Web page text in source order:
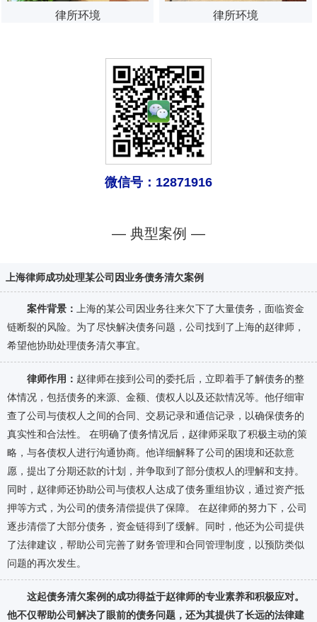
律所环境 律所环境
微信号：12871916
— 典型案例 —
上海律师成功处理某公司因业务债务清欠案例
案件背景：
上海的某公司因业务往来欠下了大量债务，面临资金
链断裂的风险。为了尽快解决债务问题，公司找到了上海的赵律师，
希望他协助处理债务清欠事宜。
律师作用： 赵律师在接到公司的委托后，立即着手了解债务的整
体情况，包括债务的来源、金额、债权人以及还款情况等。他仔细审
查了公司与债权人之间的合同、交易记录和通信记录，以确保债务的
真实性和合法性。 在明确了债务情况后，赵律师采取了积极主动的策
略，与各债权人进行沟通协商。他详细解释了公司的困境和还款意
愿，提出了分期还款的计划，并争取到了部分债权人的理解和支持。
同时，赵律师还协助公司与债权人达成了债务重组协议，通过资产抵
押等方式，为公司的债务清偿提供了保障。 在赵律师的努力下，公司
逐步清偿了大部分债务，资金链得到了缓解。同时，他还为公司提供
了法律建议，帮助公司完善了财务管理和合同管理制度，以预防类似
问题的再次发生。
这起债务清欠案例的成功得益于赵律师的专业素养和积极应对。
他不仅帮助公司解决了眼前的债务问题，还为其提供了长远的法律建